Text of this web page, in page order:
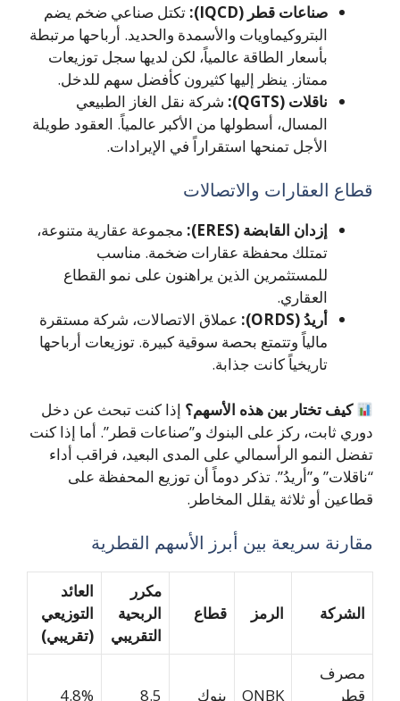
صناعات قطر (IQCD):
تكتل صناعي ضخم يضم
البتروكيماويات والأسمدة والحديد. أرباحها مرتبطة
بأسعار الطاقة عالمياً، لكن لديها سجل توزيعات
ممتاز. ينظر إليها كثيرون كأفضل سهم للدخل.
ناقلات (QGTS):
شركة نقل الغاز الطبيعي
المسال، أسطولها من الأكبر عالمياً. العقود طويلة
الأجل تمنحها استقراراً في الإيرادات.
قطاع العقارات والاتصالات
إزدان القابضة (ERES):
مجموعة عقارية متنوعة،
تمتلك محفظة عقارات ضخمة. مناسب
للمستثمرين الذين يراهنون على نمو القطاع
العقاري.
أريدُ (ORDS):
عملاق الاتصالات، شركة مستقرة
مالياً وتتمتع بحصة سوقية كبيرة. توزيعات أرباحها
تاريخياً كانت جذابة.
كيف تختار بين هذه الأسهم؟ إذا كنت تبحث عن دخل
دوري ثابت، ركز على البنوك و”صناعات قطر”. أما إذا كنت
تفضل النمو الرأسمالي على المدى البعيد، فراقب أداء
“ناقلات” و”أريدُ”. تذكر دوماً أن توزيع المحفظة على
قطاعين أو ثلاثة يقلل المخاطر.
مقارنة سريعة بين أبرز الأسهم القطرية
الشركة الرمز قطاع
مكرر
الربحية
التقريبي
العائد
التوزيعي
(تقريبي)
مصرف
قطر
QNBK بنوك 8.5
4.8%